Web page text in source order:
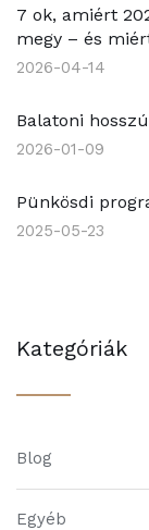
7 ok, amiért
megy – és
2026-04-14
Balatoni
2026-01-09
Pünkösdi
2025-05-23
Kategóriák
Blog
Egyéb